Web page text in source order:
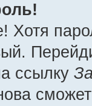
Хотя
ссылку